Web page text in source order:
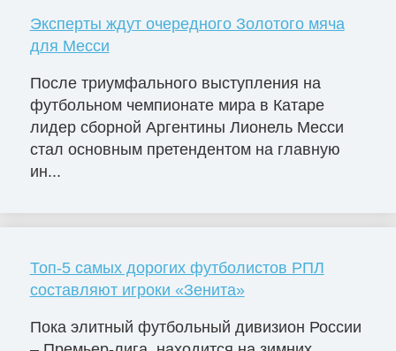
Эксперты ждут очередного Золотого мяча
для Месси
После триумфального выступления на
футбольном чемпионате мира в Катаре
лидер сборной Аргентины Лионель Месси
стал основным претендентом на главную
ин...
Топ-5 самых дорогих футболистов РПЛ
составляют игроки «Зенита»
Пока элитный футбольный дивизион России